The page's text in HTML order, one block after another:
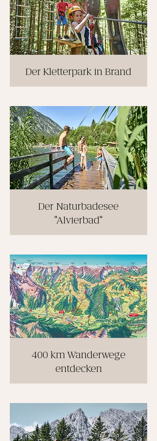
Der Kletterpark in Brand
Der Naturbadesee
"Alvierbad"
400 km Wanderwege
entdecken